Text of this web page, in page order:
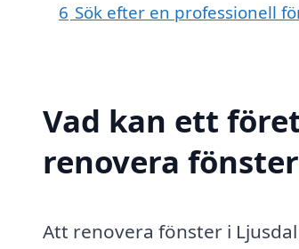
6 Sök efter en professionell
Vad kan ett
renovera
Att renovera fönster i